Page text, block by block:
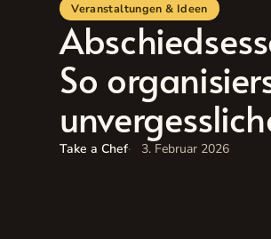
Veranstaltungen & Ideen
So
Take a Chef 3. Februar 2026